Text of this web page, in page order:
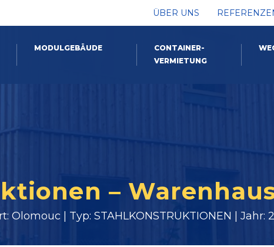
ÜBER UNS
MODULGEBÄUDE
CONTAINER-
VERMIETUNG
– Warenhaus
Olomouc | Typ: STAHLKONSTRUKTIONEN | Jahr: